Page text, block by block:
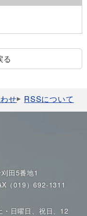
る
せ RSSについて
田5番地1
（019）692-1311
日曜日、祝日、12